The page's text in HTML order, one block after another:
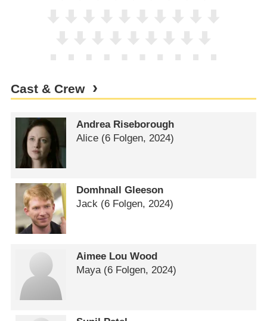
Cast & Crew
Andrea Riseborough
Alice (6 Folgen, 2024)
Domhnall Gleeson
Jack (6 Folgen, 2024)
Aimee Lou Wood
Maya(6 Folgen, 2024)